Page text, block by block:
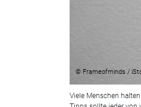
© Frameofminds /
Viele Menschen